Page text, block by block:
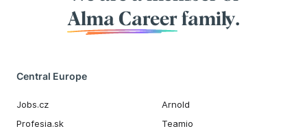
Alma Career family.
Central Europe
Jobs.cz
Profesia.sk
Arnold
Teamio